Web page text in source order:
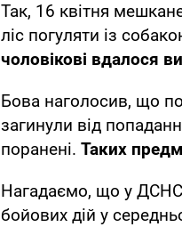
Так, 16 квітня
ліс погуляти із
чоловікові вдалося
Бова наголосив, що
загинули від
поранені. Таких
Нагадаємо, що у ДСНС
бойових дій у